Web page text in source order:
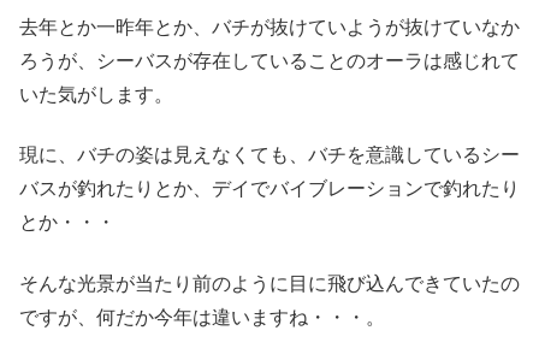
去年とか一昨年とか、バチが抜けていようが抜けていなか
ろうが、シーバスが存在していることのオーラは感じれて
いた気がします。
現に、バチの姿は見えなくても、バチを意識しているシー
バスが釣れたりとか、デイでバイブレーションで釣れたり
とか・・・
そんな光景が当たり前のように目に飛び込んできていたの
ですが、何だか今年は違いますね・・・。